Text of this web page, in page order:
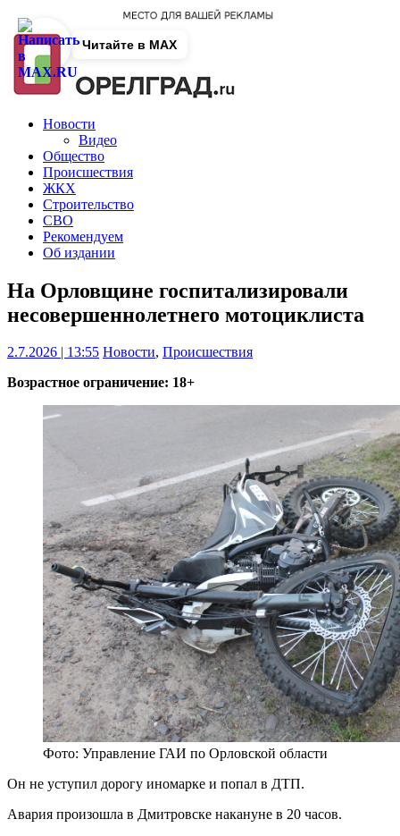
Новости
Видео
Общество
Происшествия
ЖКХ
Строительство
СВО
Рекомендуем
Об издании
На Орловщине госпитализировали
несовершеннолетнего мотоциклиста
2.7.2026 | 13:55 Новости, Происшествия
Возрастное ограничение: 18+
Фото: Управление ГАИ по Орловской области
Он не уступил дорогу иномарке и попал в ДТП.
Авария произошла в Дмитровске накануне в 20 часов.
Читайте в MAX